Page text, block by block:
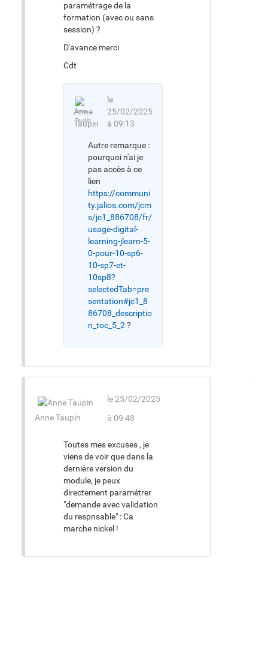
paramétrage de la
formation (avec ou sans
session) ?
D'avance merci
Cdt
Anne
Taupin
le
25/02/2025
à 09:13
Autre remarque :
pourquoi n'ai je
pas accès à ce
lien
https://communi
ty.jalios.com/jcm
s/jc1_886708/fr/
usage-digital-
learning-jlearn-5-
0-pour-10-sp6-
10-sp7-et-
10sp8?
selectedTab=pre
sentation#jc1_8
86708_descriptio
n_toc_5_2 ?
Anne Taupin
le 25/02/2025
à 09:48
Toutes mes excuses , je
viens de voir que dans la
dernière version du
module, je peux
directement paramétrer
"demande avec validation
du respnsable" : Ca
marche nickel !